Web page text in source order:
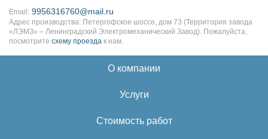
Email: 9956316760@mail.ru
Адрес производства: Петергофское шоссе, дом 73 (Территория завода
«ЛЭМЗ» – Ленинградский Электромеханический Завод). Пожалуйста,
посмотрите схему проезда к нам.
О компании
Услуги
Стоимость работ